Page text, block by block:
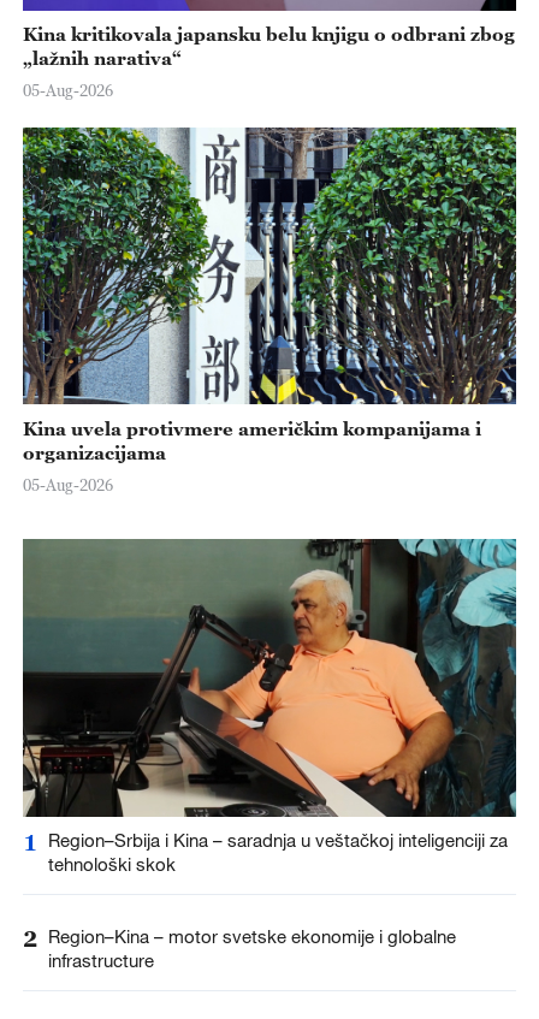
Kina kritikovala japansku belu knjigu o odbrani zbog
„lažnih narativa“
05-Aug-2026
Kina uvela protivmere američkim kompanijama i
organizacijama
05-Aug-2026
1
Region–Srbija i Kina – saradnja u veštačkoj inteligenciji za
tehnološki skok
2 Region–Kina – motor svetske ekonomije i globalne
infrastructure